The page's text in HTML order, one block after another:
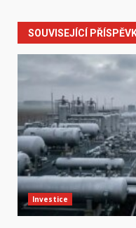
SOUVISEJÍCÍ
Investice